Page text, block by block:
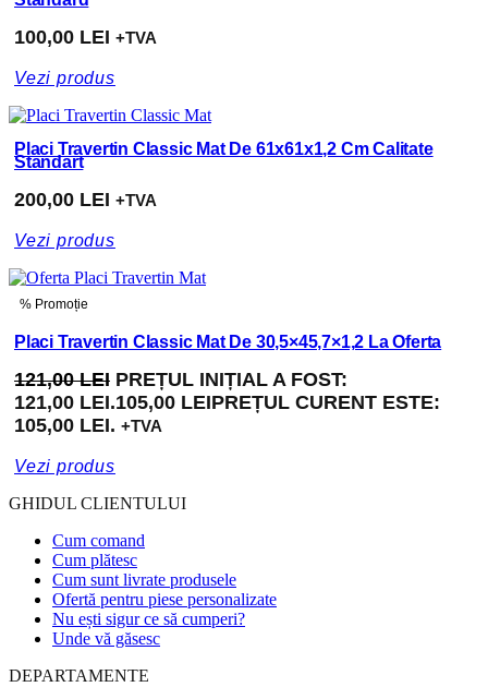
100,00 LEI +TVA
Vezi produs
Placi Travertin Classic Mat De 61x61x1,2 Cm Calitate
Standart
200,00 LEI +TVA
Vezi produs
% Promoție
Placi Travertin Classic Mat De 30,5×45,7×1,2 La Oferta
121,00LEI PREȚUL INIȚIAL A FOST:
121,00 LEI.105,00 LEIPREȚUL CURENT ESTE:
105,00 LEI. +TVA
Vezi produs
GHIDUL CLIENTULUI
Cum comand
Cum plătesc
Cum sunt livrate produsele
Ofertă pentru piese personalizate
Nu ești sigur ce să cumperi?
Unde vă găsesc
DEPARTAMENTE